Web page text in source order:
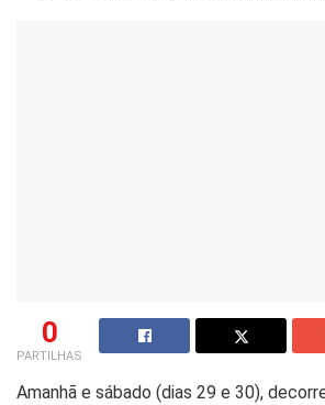
0
PARTILHAS
Amanhã e sábado (dias 29 e 30),